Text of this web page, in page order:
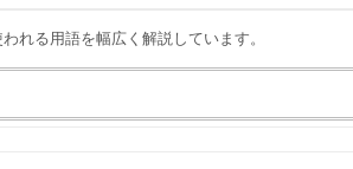
れる用語を幅広く解説しています。